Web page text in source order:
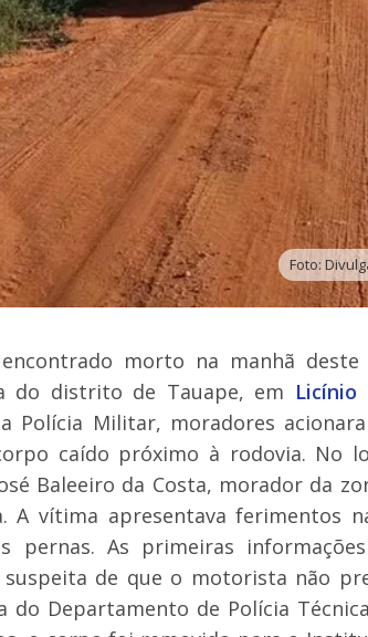
Foto:
morto na manhã deste
do distrito de Tauape, em Licínio
Polícia Militar, moradores
caído próximo à rodovia. No
Baleeiro da Costa, morador da
A vítima apresentava ferimentos
pernas. As primeiras
de que o motorista não
do Departamento de Polícia